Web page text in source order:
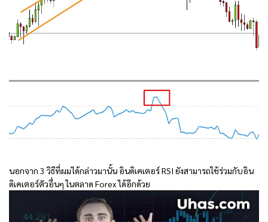
นอกจาก 3 วิธีที่ผมได้กล่าวมานั้น อินดิเคเตอร์ RSI ยังสามารถใช้ร่วมกับอิน
ดิเคเตอร์ตัวอื่นๆ ในตลาด Forex ได้อีกด้วย